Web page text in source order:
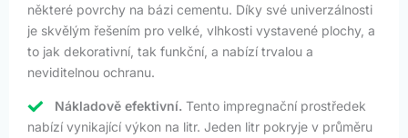
některé povrchy na bázi cementu. Díky své univerzálnosti
je skvělým řešením pro velké, vlhkosti vystavené plochy, a
to jak dekorativní, tak funkční, a nabízí trvalou a
neviditelnou ochranu.
Nákladově efektivní. Tento impregnační prostředek
nabízí vynikající výkon na litr. Jeden litr pokryje v průměru